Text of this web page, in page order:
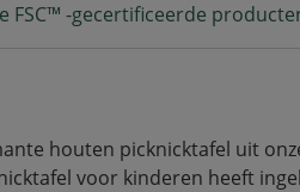
FSC™ -gecertificeerde
houten picknicktafel uit
voor kinderen heeft